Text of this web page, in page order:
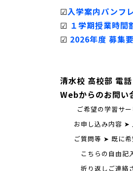
☑入学案内パンフ
☑ １学期授業時間
☑ 2026年度 募集
清水校 高校部 電
Webからのお問い
ご希望の学習サ
お申し込み内容 ➤
ご質問等 ➤ 既に希
こちらの自由記入
折り返しご連絡さ